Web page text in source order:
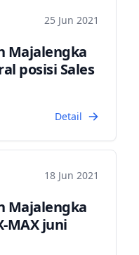
25 Jun 2021
Majalengka
posisi Sales
Detail
18 Jun 2021
Majalengka
MAX juni